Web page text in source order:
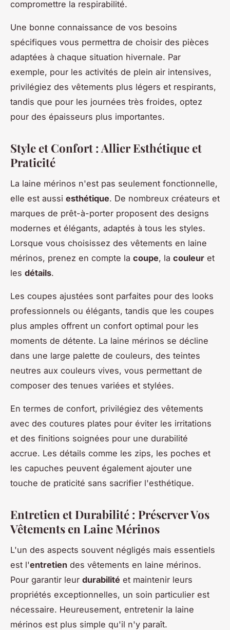
compromettre la respirabilité.
Une bonne connaissance de vos besoins
spécifiques vous permettra de choisir des pièces
adaptées à chaque situation hivernale. Par
exemple, pour les activités de plein air intensives,
privilégiez des vêtements plus légers et respirants,
tandis que pour les journées très froides, optez
pour des épaisseurs plus importantes.
Style et Confort : Allier Esthétique et
Praticité
La laine mérinos n'est pas seulement fonctionnelle,
elle est aussi esthétique. De nombreux créateurs et
marques de prêt-à-porter proposent des designs
modernes et élégants, adaptés à tous les styles.
Lorsque vous choisissez des vêtements en laine
mérinos, prenez en compte la coupe, la couleur et
les détails.
Les coupes ajustées sont parfaites pour des looks
professionnels ou élégants, tandis que les coupes
plus amples offrent un confort optimal pour les
moments de détente. La laine mérinos se décline
dans une large palette de couleurs, des teintes
neutres aux couleurs vives, vous permettant de
composer des tenues variées et stylées.
En termes de confort, privilégiez des vêtements
avec des coutures plates pour éviter les irritations
et des finitions soignées pour une durabilité
accrue. Les détails comme les zips, les poches et
les capuches peuvent également ajouter une
touche de praticité sans sacrifier l'esthétique.
Entretien et Durabilité : Préserver Vos
Vêtements en Laine Mérinos
L'un des aspects souvent négligés mais essentiels
est l'entretien des vêtements en laine mérinos.
Pour garantir leur durabilité et maintenir leurs
propriétés exceptionnelles, un soin particulier est
nécessaire. Heureusement, entretenir la laine
mérinos est plus simple qu'il n'y paraît.